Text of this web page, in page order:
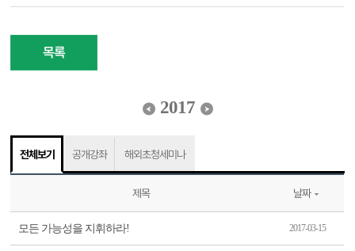
목록
2017
전체보기 공개강좌 해외초청세미나
제목 날짜
모든 가능성을 지휘하라! 2017-03-15